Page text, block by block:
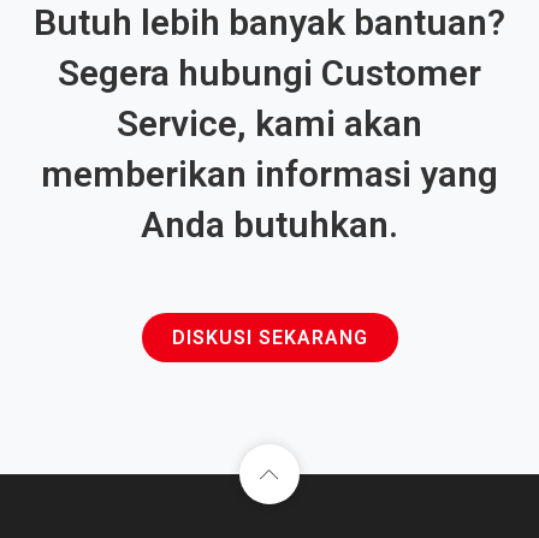
Butuh lebih banyak bantuan?
Segera hubungi Customer
Service, kami akan
memberikan informasi yang
Anda butuhkan.
DISKUSI SEKARANG